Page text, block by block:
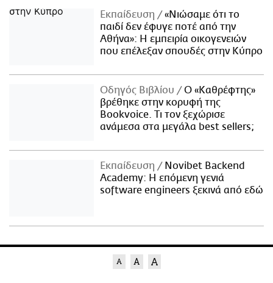
Εκπαίδευση
«Νιώσαμε ότι το
παιδί δεν έφυγε ποτέ από την
Αθήνα»: Η εμπειρία οικογενειών
που επέλεξαν σπουδές στην Κύπρο
Οδηγός Βιβλίου
Ο «Καθρέφτης»
βρέθηκε στην κορυφή της
Bookvoice. Τι τον ξεχώρισε
ανάμεσα στα μεγάλα best sellers;
Εκπαίδευση
Novibet Backend
Academy: Η επόμενη γενιά
software engineers ξεκινά από εδώ